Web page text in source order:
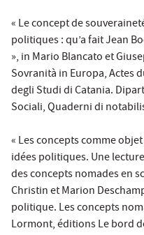
« Le concept de
politiques : qu’a fait Jean
», in Mario Blancato et
Sovranità in Europa, Actes
degli Studi di Catania.
Sociali, Quaderni di
« Les concepts comme
idées politiques. Une
des concepts nomades en
Christin et Marion
politique. Les concepts
Lormont, éditions Le bord